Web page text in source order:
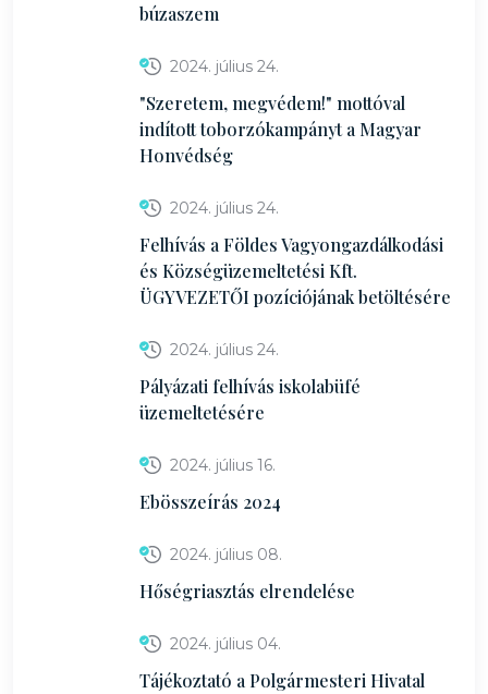
búzaszem
2024. július 24.
"Szeretem, megvédem!" mottóval
indított toborzókampányt a Magyar
Honvédség
2024. július 24.
Felhívás a Földes Vagyongazdálkodási
és Községüzemeltetési Kft.
ÜGYVEZETŐI pozíciójának betöltésére
2024. július 24.
Pályázati felhívás iskolabüfé
üzemeltetésére
2024. július 16.
Ebösszeírás 2024
2024. július 08.
Hőségriasztás elrendelése
2024. július 04.
Tájékoztató a Polgármesteri Hivatal